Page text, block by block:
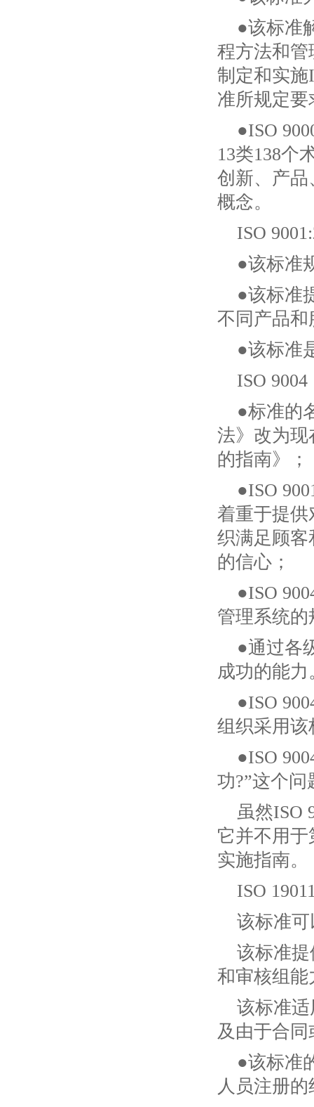
●该标准
程方法和
制定和实施
准所规定
●ISO
13类138个
创新、产
概念。
ISO
●该标准
●该标准
不同产品
●该标准
ISO
●标准的
法》改为现
的指南》；
●ISO
着重于提
织满足顾
的信心；
●ISO
管理系统
●通过各
成功的能
●ISO
组织采用
●ISO
功?”这个
虽然ISO
它并不用于
实施指南。
ISO
该标准
该标准
和审核组
该标准
及由于合
●该标准
人员注册